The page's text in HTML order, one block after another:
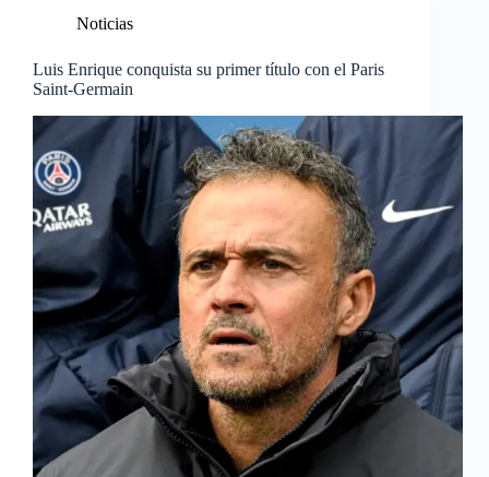
Noticias
Luis Enrique conquista su primer título con el Paris
Saint-Germain